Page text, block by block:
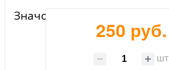
Значок "Афганистан"
250 руб.
шт